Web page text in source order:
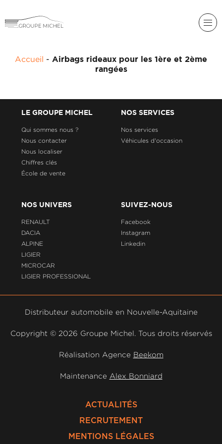
DACIA
LIGIER
PROFESSIONAL
MICHEL
HISTORIQUE
DU
MICHEL
Accueil - Airbags rideaux pour les 1ère et 2ème
rangées
LE GROUPE MICHEL
Qui sommes nous ?
Nous contacter
Nous localiser
Chiffres clés
École de vente
NOS SERVICES
Nos services
Véhicules d'occasion
NOS UNIVERS
RENAULT
DACIA
ALPINE
LIGIER
MICROCAR
LIGIER PROFESSIONAL
SUIVEZ-NOUS
Facebook
Instagram
Linkedin
Distributeur automobile en Nouvelle-Aquitaine
Copyright © 2026 Groupe Michel. Tous droits réservés
Réalisation Agence Beekom
Maintenance Alex Bonniard
ACTUALITÉS
RECRUTEMENT
MENTIONS LÉGALES